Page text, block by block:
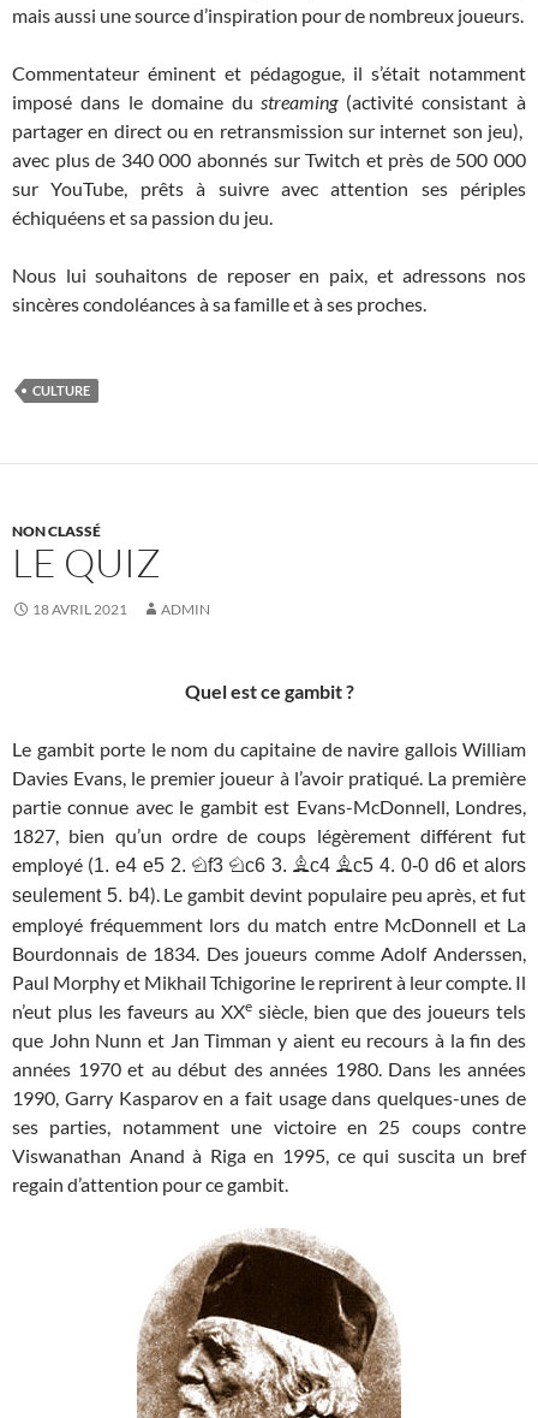
mais aussi une source d’inspiration pour de nombreux joueurs.
Commentateur éminent et pédagogue, il s’était notamment
imposé dans le domaine dustreaming (activité consistant à
partager en direct ou en retransmission sur internet son jeu),
avec plus de 340 000 abonnés sur Twitch et près de 500 000
sur YouTube, prêts à suivre avec attention ses périples
échiquéens et sa passion du jeu.
Nous lui souhaitons de reposer en paix, et adressons nos
sincères condoléances à sa famille et à ses proches.
CULTURE
NON CLASSÉ
LE QUIZ
18 AVRIL 2021 ADMIN
Quel est ce gambit ?
Le gambit porte le nom du capitaine de navire gallois William
Davies Evans, le premier joueur à l’avoir pratiqué. La première
partie connue avec le gambit est Evans-McDonnell, Londres,
1827, bien qu’un ordre de coups légèrement différent fut
employé (1. e4 e5 2. Nf3 Nc6 3. Bc4 Bc5 4. 0-0 d6 et alors
seulement 5. b4). Le gambit devint populaire peu après, et fut
employé fréquemment lors du match entre McDonnell et La
Bourdonnais de 1834. Des joueurs comme Adolf Anderssen,
Paul Morphy et Mikhail Tchigorine le reprirent à leur compte. Il
n’eut plus les faveurs au XXe siècle, bien que des joueurs tels
que John Nunn et Jan Timman y aient eu recours à la fin des
années 1970 et au début des années 1980. Dans les années
1990, Garry Kasparov en a fait usage dans quelques-unes de
ses parties, notamment une victoire en 25 coups contre
Viswanathan Anand à Riga en 1995, ce qui suscita un bref
regain d’attention pour ce gambit.